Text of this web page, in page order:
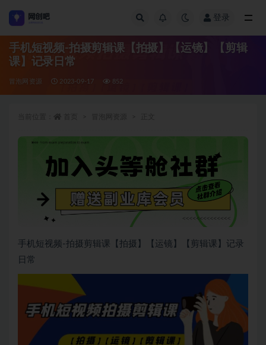
登录
手机短视频-拍摄剪辑课【拍摄】【运镜】【剪辑
课】记录日常
冒泡网资源 2023-09-17 852
手机短视频-拍摄剪辑课【拍摄】【运镜】【剪辑课】记录
日常